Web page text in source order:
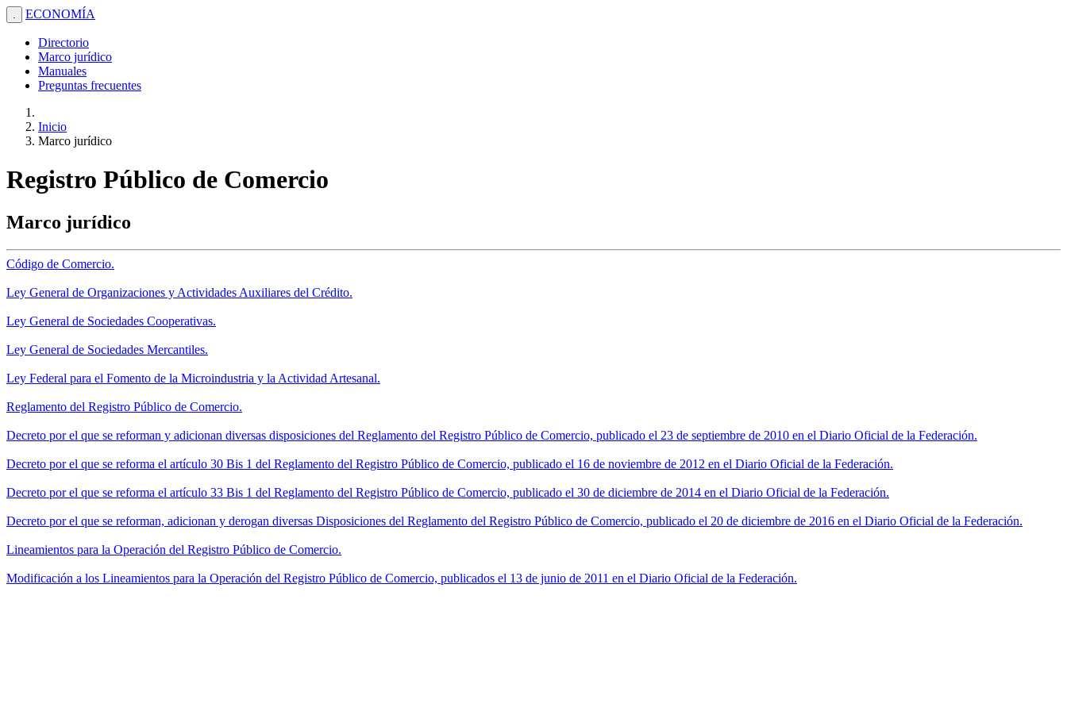
. ECONOMÍA
Directorio
Marco jurídico
Manuales
Preguntas frecuentes
Inicio
Marco jurídico
Registro Público de Comercio
Marco jurídico
Código de Comercio.
Ley General de Organizaciones y Actividades Auxiliares del Crédito.
Ley General de Sociedades Cooperativas.
Ley General de Sociedades Mercantiles.
Ley Federal para el Fomento de la Microindustria y la Actividad Artesanal.
Reglamento del Registro Público de Comercio.
Decreto por el que se reforman y adicionan diversas disposiciones del Reglamento del Registro Público de Comercio, publicado el 23 de septiembre de 2010 en el Diario Oficial de la Federación.
Decreto por el que se reforma el artículo 30 Bis 1 del Reglamento del Registro Público de Comercio, publicado el 16 de noviembre de 2012 en el Diario Oficial de la Federación.
Decreto por el que se reforma el artículo 33 Bis 1 del Reglamento del Registro Público de Comercio, publicado el 30 de diciembre de 2014 en el Diario Oficial de la Federación.
Decreto por el que se reforman, adicionan y derogan diversas Disposiciones del Reglamento del Registro Público de Comercio, publicado el 20 de diciembre de 2016 en el Diario Oficial de la Federación.
Lineamientos para la Operación del Registro Público de Comercio.
Modificación a los Lineamientos para la Operación del Registro Público de Comercio, publicados el 13 de junio de 2011 en el Diario Oficial de la Federación.